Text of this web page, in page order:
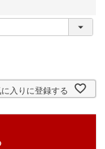
に入りに登録する